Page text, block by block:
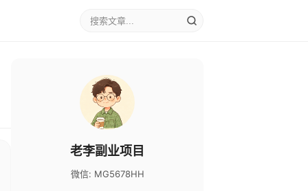
老李副业项目
微信: MG5678HH